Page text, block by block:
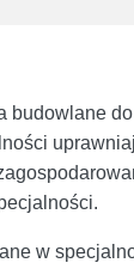
budowlane
w